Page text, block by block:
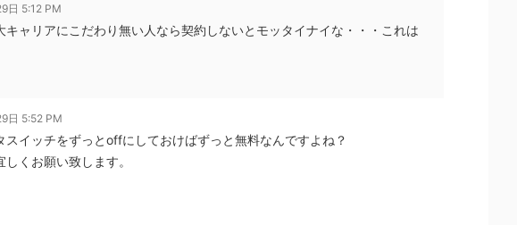
日 5:12 PM
キャリアにこだわり無い人なら契約しないとモッタイナイな・・・これは
日 5:52 PM
スイッチをずっとoffにしておけばずっと無料なんですよね？
しくお願い致します。